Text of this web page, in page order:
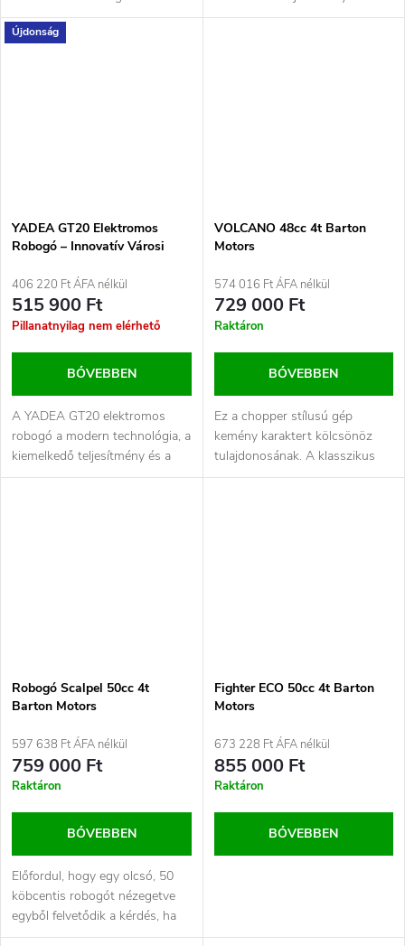
környezetbarát közlekedés
tökéletes...
környezetbarát közlekedés...
Újdonság
YADEA GT20 Elektromos
Robogó – Innovatív Városi
Fekete
406 220 Ft ÁFA nélkül
515 900 Ft
Pillanatnyilag nem elérhető
BŐVEBBEN
A YADEA GT20 elektromos
robogó a modern technológia, a
kiemelkedő teljesítmény és a
környezetbarát közlekedés...
VOLCANO 48cc 4t Barton
Motors
574 016 Ft ÁFA nélkül
729 000 Ft
Raktáron
BŐVEBBEN
Ez a chopper stílusú gép
kemény karaktert kölcsönöz
tulajdonosának. A klasszikus
megjelenés modern felnikkel...
Robogó Scalpel 50cc 4t
Barton Motors
597 638 Ft ÁFA nélkül
759 000 Ft
Raktáron
BŐVEBBEN
Előfordul, hogy egy olcsó, 50
köbcentis robogót nézegetve
egyből felvetődik a kérdés, ha
meghibásodás miatt...
Fighter ECO 50cc 4t Barton
Motors
673 228 Ft ÁFA nélkül
855 000 Ft
Raktáron
BŐVEBBEN